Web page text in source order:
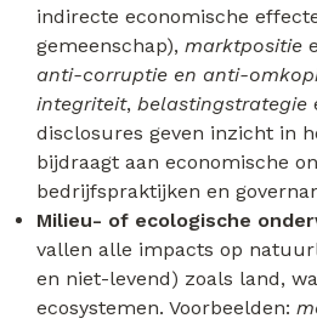
indirecte economische
gemeenschap), marktpositie
anti-corruptie en anti-
integriteit, belastingstrategie
disclosures geven inzicht in
bijdraagt aan economische
bedrijfspraktijken en
Milieu- of ecologische
vallen alle impacts op
en niet-levend) zoals land,
ecosystemen. Voorbeelden: